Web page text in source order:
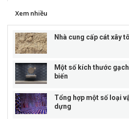
Xem nhiều
Nhà cung cấp cát xây
Một số kích thước
biến
Tổng hợp một số loại
dựng